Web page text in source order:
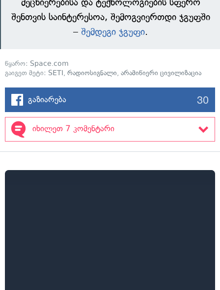
მეცნიერებისა და ტექნოლოგიების სფერო
შენთვის საინტერესოა, შემოგვიერთდი ჯგუფში
– შემდეგი ჯგუფი.
წყარო: Space.com
გაიგეთ მეტი: SETI, რადიოსიგნალი, არამიწიერი ცივილიზაცია
გაზიარება 30
იხილეთ 7 კომენტარი